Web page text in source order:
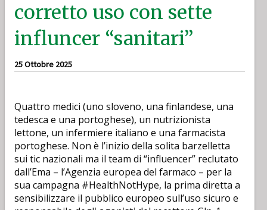
corretto uso con sette
influncer “sanitari”
25 Ottobre 2025
Quattro medici (uno sloveno, una finlandese, una
tedesca e una portoghese), un nutrizionista
lettone, un infermiere italiano e una farmacista
portoghese. Non è l’inizio della solita barzelletta
sui tic nazionali ma il team di “influencer” reclutato
dall’Ema – l’Agenzia europea del farmaco – per la
sua campagna #HealthNotHype, la prima diretta a
sensibilizzare il pubblico europeo sull’uso sicuro e